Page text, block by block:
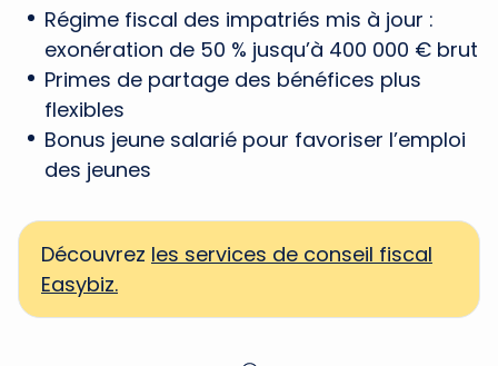
Régime fiscal des impatriés mis à jour :
exonération de 50 % jusqu’à 400 000 € brut
Primes de partage des bénéfices plus
flexibles
Bonus jeune salarié pour favoriser l’emploi
des jeunes
Découvrez les services de conseil fiscal
Easybiz.